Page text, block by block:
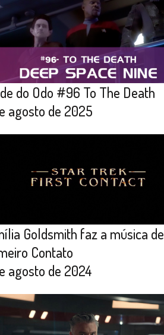
do Odo #96 To The Death
agosto de 2025
Goldsmith faz a música de
Contato
agosto de 2024